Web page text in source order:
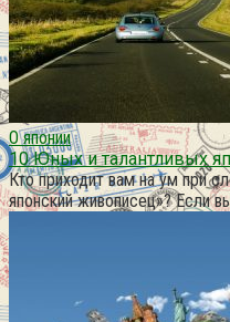
О японии
10 Юных и талантливых
Кто приходит вам на ум при
японский живописец»? Если